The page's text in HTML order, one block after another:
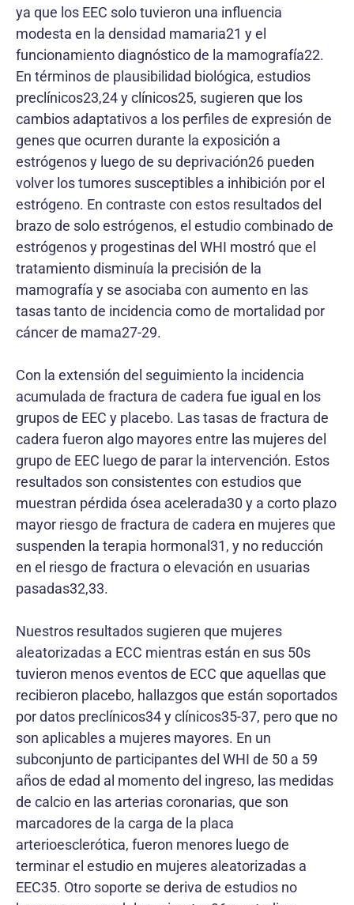
ya que los EEC solo tuvieron una influencia
modesta en la densidad mamaria21 y el
funcionamiento diagnóstico de la mamografía22.
En términos de plausibilidad biológica, estudios
preclínicos23,24 y clínicos25, sugieren que los
cambios adaptativos a los perfiles de expresión de
genes que ocurren durante la exposición a
estrógenos y luego de su deprivación26 pueden
volver los tumores susceptibles a inhibición por el
estrógeno. En contraste con estos resultados del
brazo de solo estrógenos, el estudio combinado de
estrógenos y progestinas del WHI mostró que el
tratamiento disminuía la precisión de la
mamografía y se asociaba con aumento en las
tasas tanto de incidencia como de mortalidad por
cáncer de mama27-29.
Con la extensión del seguimiento la incidencia
acumulada de fractura de cadera fue igual en los
grupos de EEC y placebo. Las tasas de fractura de
cadera fueron algo mayores entre las mujeres del
grupo de EEC luego de parar la intervención. Estos
resultados son consistentes con estudios que
muestran pérdida ósea acelerada30 y a corto plazo
mayor riesgo de fractura de cadera en mujeres que
suspenden la terapia hormonal31, y no reducción
en el riesgo de fractura o elevación en usuarias
pasadas32,33.
Nuestros resultados sugieren que mujeres
aleatorizadas a ECC mientras están en sus 50s
tuvieron menos eventos de ECC que aquellas que
recibieron placebo, hallazgos que están soportados
por datos preclínicos34 y clínicos35-37, pero que no
son aplicables a mujeres mayores. En un
subconjunto de participantes del WHI de 50 a 59
años de edad al momento del ingreso, las medidas
de calcio en las arterias coronarias, que son
marcadores de la carga de la placa
arterioesclerótica, fueron menores luego de
terminar el estudio en mujeres aleatorizadas a
EEC35. Otro soporte se deriva de estudios no